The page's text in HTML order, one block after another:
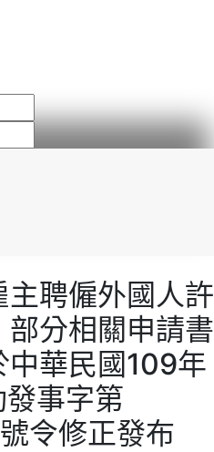
聘僱外國人許
分相關申請書
中華民國109年
事字第
令修正發布